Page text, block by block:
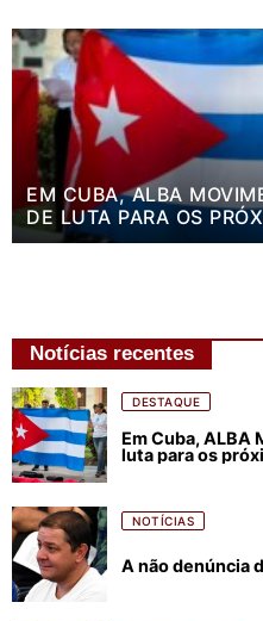
EM CUBA, ALBA
DE LUTA PARA OS
Notícias recentes
DESTAQUE
Em Cuba, ALBA
luta para os
NOTÍCIAS
A não denúncia